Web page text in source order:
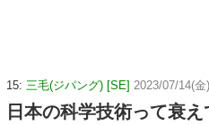
15: 三毛(ジパング) [SE] 2023/07/14(
日本の科学技術って衰